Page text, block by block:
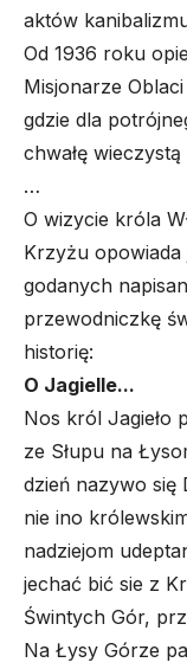
aktów
Od 1936 roku
Misjonarze
gdzie dla
chwałę
…
O wizycie króla
Krzyżu opowiada
godanych
przewodniczkę
historię:
O Jagielle...
Nos król Jagieło
ze Słupu na
dzień nazywo się
nie ino
nadziejom
jechać bić sie z
Świntych Gór,
Na Łysy Górze